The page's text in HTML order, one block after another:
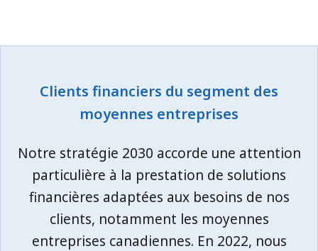
Clients financiers du segment des
moyennes entreprises
Notre stratégie 2030 accorde une attention
particulière à la prestation de solutions
financières adaptées aux besoins de nos
clients, notamment les moyennes
entreprises canadiennes. En 2022, nous